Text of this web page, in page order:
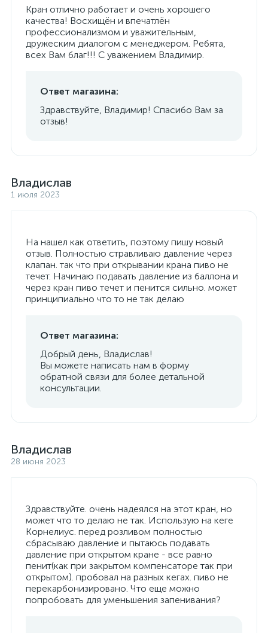
Кран отлично работает и очень хорошего
качества! Восхищён и впечатлён
профессионализмом и уважительным,
дружеским диалогом с менеджером. Ребята,
всех Вам благ!!! С уважением Владимир.
Ответ магазина:
Здравствуйте, Владимир! Спасибо Вам за
отзыв!
Владислав
1 июля 2023
На нашел как ответить, поэтому пишу новый
отзыв. Полностью стравливаю давление через
клапан. так что при открывании крана пиво не
течет. Начинаю подавать давление из баллона и
через кран пиво течет и пенится сильно. может
принципиально что то не так делаю
Ответ магазина:
Добрый день, Владислав!
Вы можете написать нам в форму
обратной связи для более детальной
консультации.
Владислав
28 июня 2023
Здравствуйте. очень надеялся на этот кран, но
может что то делаю не так. Использую на кеге
Корнелиус. перед розливом полностью
сбрасываю давление и пытаюсь подавать
давление при открытом кране - все равно
пенит(как при закрытом компенсаторе так при
открытом). пробовал на разных кегах. пиво не
перекарбонизировано. Что еще можно
попробовать для уменьшения запенивания?